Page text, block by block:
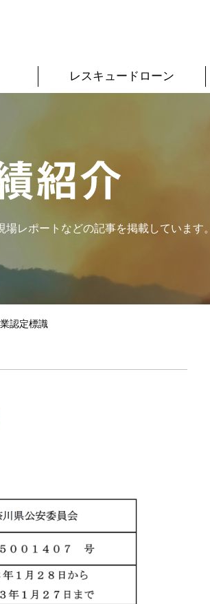
レスキュードローン
レポートなどの記事を掲載しています。
認定標識